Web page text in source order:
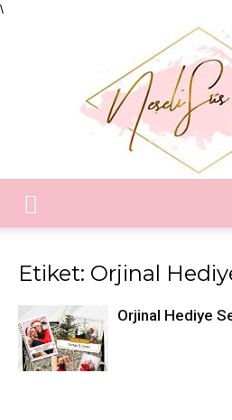
\
Etiket: Orjinal
Orjinal Hediye